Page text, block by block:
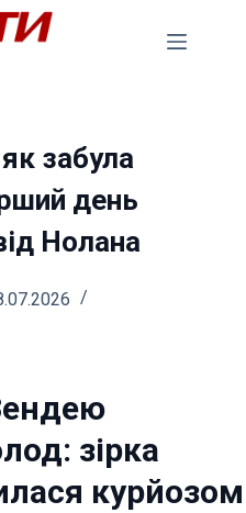
забула
день
Нолана
зірка
курйозом